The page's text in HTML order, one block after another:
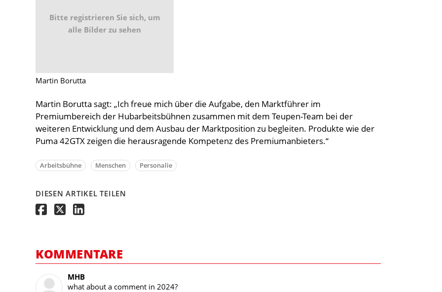
Bitte registrieren Sie sich, um
alle Bilder zu sehen
Martin Borutta
Martin Borutta sagt: „Ich freue mich über die Aufgabe, den Marktführer im
Premiumbereich der Hubarbeitsbühnen zusammen mit dem Teupen-Team bei der
weiteren Entwicklung und dem Ausbau der Marktposition zu begleiten. Produkte wie der
Puma 42GTX zeigen die herausragende Kompetenz des Premiumanbieters.“
Arbeitsbühne Menschen Personalie
DIESEN ARTIKEL TEILEN
KOMMENTARE
MHB
what about a comment in 2024?